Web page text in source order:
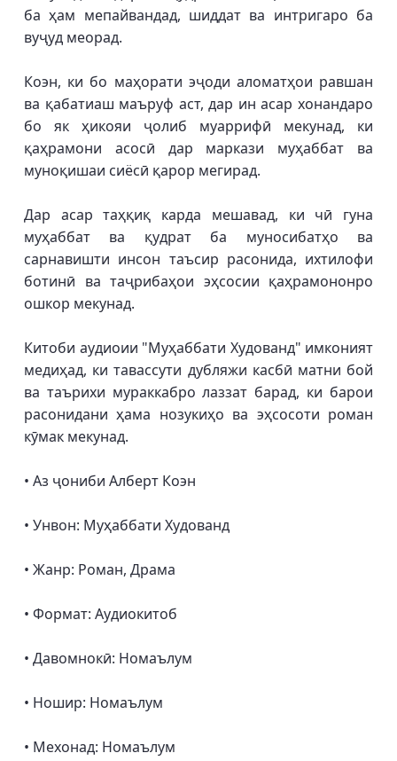
ба ҳам мепайвандад, шиддат ва интригаро ба
вуҷуд меорад.
Коэн, ки бо маҳорати эҷоди аломатҳои равшан
ва қабатиаш маъруф аст, дар ин асар хонандаро
бо як ҳикояи ҷолиб муаррифӣ мекунад, ки
қаҳрамони асосӣ дар маркази муҳаббат ва
муноқишаи сиёсӣ қарор мегирад.
Дар асар таҳқиқ карда мешавад, ки чӣ гуна
муҳаббат ва қудрат ба муносибатҳо ва
сарнавишти инсон таъсир расонида, ихтилофи
ботинӣ ва таҷрибаҳои эҳсосии қаҳрамононро
ошкор мекунад.
Китоби аудиоии "Муҳаббати Худованд" имконият
медиҳад, ки тавассути дубляжи касбӣ матни бой
ва таърихи мураккабро лаззат барад, ки барои
расонидани ҳама нозукиҳо ва эҳсосоти роман
кӯмак мекунад.
• Аз ҷониби Алберт Коэн
• Унвон: Муҳаббати Худованд
• Жанр: Роман, Драма
• Формат: Аудиокитоб
• Давомнокӣ: Номаълум
• Ношир: Номаълум
• Мехонад: Номаълум